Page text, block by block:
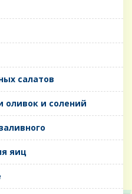
салатов
оливок и солений
яиц